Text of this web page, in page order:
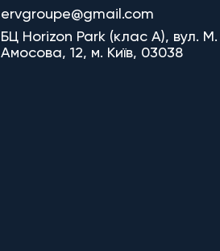
ervgroupe@gmail.com
БЦ Horizon Park (клас A), вул. М.
Амосова, 12, м. Київ, 03038